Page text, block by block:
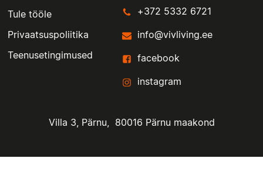
Tule tööle
Privaatsuspoliitika
Teenusetingimused
+372 5332 6721
info@vivliving.ee
facebook
instagram
Villa 3, Pärnu, 80016 Pärnu maakond